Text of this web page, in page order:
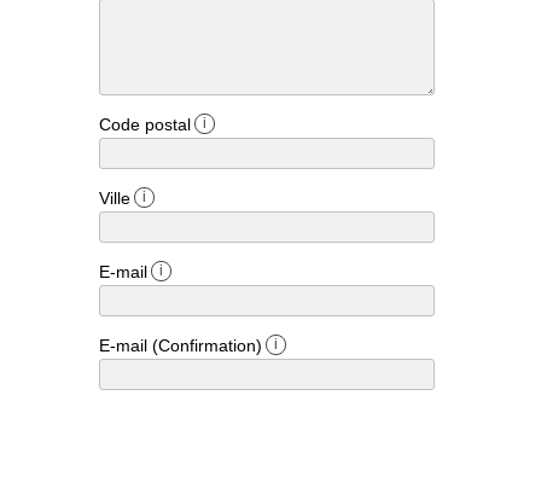
Code postal i
Ville i
E-mail i
E-mail (Confirmation) i